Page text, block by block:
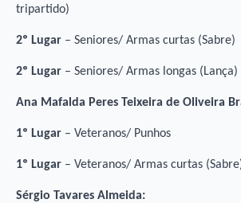
tripartido)
2º Lugar – Seniores/ Armas curtas (Sabre)
2º Lugar – Seniores/ Armas longas (Lança)
Ana Mafalda Peres Teixeira de Oliveira
1º Lugar – Veteranos/ Punhos
1º Lugar – Veteranos/ Armas curtas
Sérgio Tavares Almeida: